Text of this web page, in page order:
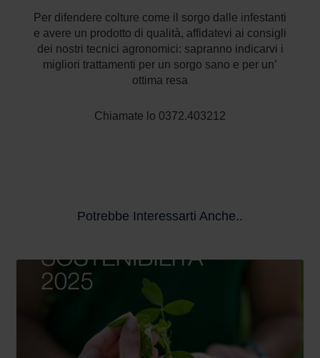
Per difendere colture come il sorgo dalle infestanti
e avere un prodotto di qualità, affidatevi ai consigli
dei nostri tecnici agronomici: sapranno indicarvi i
migliori trattamenti per un sorgo sano e per un’
ottima resa
Chiamate lo 0372.403212
Potrebbe Interessarti Anche..